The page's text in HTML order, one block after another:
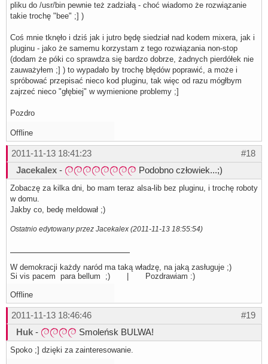
pliku do /usr/bin pewnie też zadziałą - choć wiadomo że rozwiązanie
takie trochę "bee" ;] )
Coś mnie tknęło i dziś jak i jutro będę siedział nad kodem mixera, jak i
pluginu - jako że samemu korzystam z tego rozwiązania non-stop
(dodam że póki co sprawdza się bardzo dobrze, żadnych pierdółek nie
zauważyłem ;] ) to wypadało by trochę błędów poprawić, a może i
spróbować przepisać nieco kod pluginu, tak więc od razu mógłbym
zajrzeć nieco "głębiej" w wymienione problemy ;]
Pozdro
Offline
#18
2011-11-13 18:41:23
Jacekalex - Podobno człowiek...;)
Zobaczę za kilka dni, bo mam teraz alsa-lib bez pluginu, i trochę roboty
w domu.
Jakby co, bedę meldował ;)
Ostatnio edytowany przez Jacekalex (2011-11-13 18:55:54)
W demokracji każdy naród ma taką władzę, na jaką zasługuje ;)
Si vis pacem para bellum ;) | Pozdrawiam :)
Offline
#19
2011-11-13 18:46:46
Huk - Smoleńsk BULWA!
Spoko ;] dzięki za zainteresowanie.